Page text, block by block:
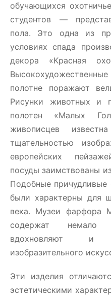
обучающихся
студентов —
пола. Это одна из
условиях спада
декора «Красная
полотне поражают
Рисунки животных и
полотен «Малых
живописцев
тщательностью
европейских
посуды заимствованы
Подобные причудливые
были характерны для
века. Музеи фарфора
содержат немало
вдохновляют и
изобразительного
Эти изделия
эстетическими